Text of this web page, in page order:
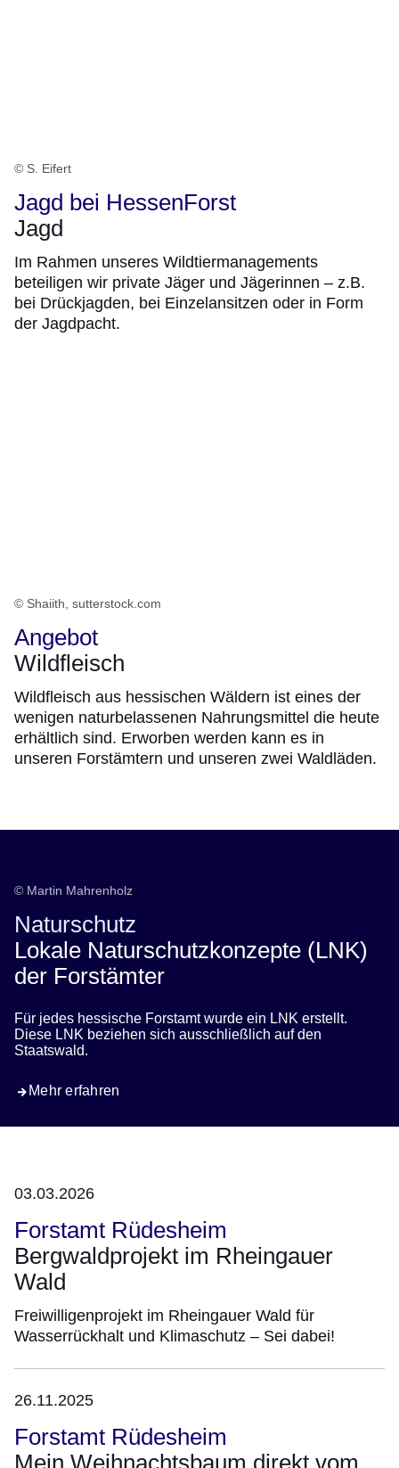
© S. Eifert
Jagd bei HessenForst
Jagd
Im Rahmen unseres Wildtiermanagements
beteiligen wir private Jäger und Jägerinnen – z.B.
bei Drückjagden, bei Einzelansitzen oder in Form
der Jagdpacht.
© Shaiith, sutterstock.com
Angebot
Wildfleisch
Wildfleisch aus hessischen Wäldern ist eines der
wenigen naturbelassenen Nahrungsmittel die heute
erhältlich sind. Erworben werden kann es in
unseren Forstämtern und unseren zwei Waldläden.
© Martin Mahrenholz
Naturschutz
Lokale Naturschutzkonzepte (LNK)
der Forstämter
Für jedes hessische Forstamt wurde ein LNK erstellt.
Diese LNK beziehen sich ausschließlich auf den
Staatswald.
Mehr erfahren
03.03.2026
Forstamt Rüdesheim
Bergwaldprojekt im Rheingauer
Wald
Freiwilligenprojekt im Rheingauer Wald für
Wasserrückhalt und Klimaschutz – Sei dabei!
26.11.2025
Forstamt Rüdesheim